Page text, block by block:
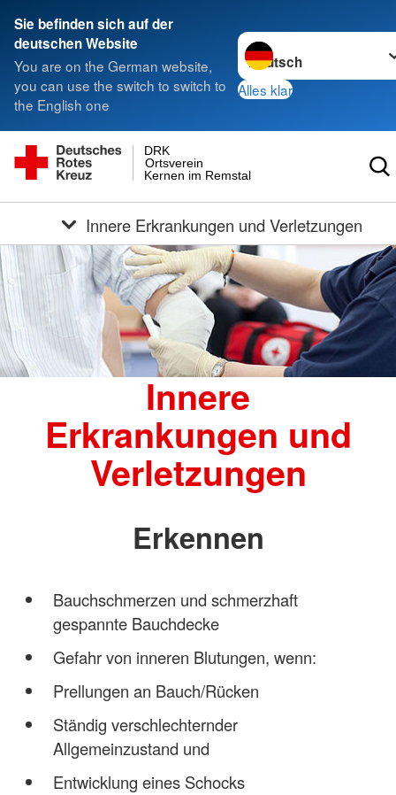
Sie befinden sich auf der
deutschen Website
You are on the German website,
you can use the switch to switch to
the English one
Sprache wechseln zu
Alles klar
Kernen im Remstal
Ortsverein
DRK
Innere Erkrankungen und Verletzungen
Innere
Erkrankungen und
Verletzungen
Erkennen
Bauchschmerzen und schmerzhaft
gespannte Bauchdecke
Gefahr von inneren Blutungen, wenn:
Prellungen an Bauch/Rücken
Ständig verschlechternder
Allgemeinzustand und
Entwicklung eines Schocks